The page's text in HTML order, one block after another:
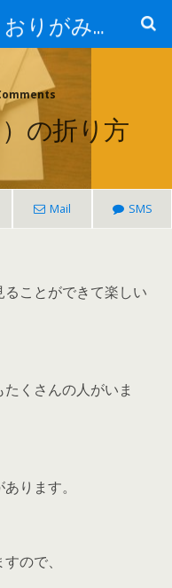
折り紙の折り方 | おりがみランド
の折り方
Mail SMS
ことができて楽しい
くさんの人がいま
あります。
ので、